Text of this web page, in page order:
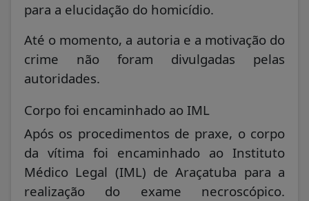
para a elucidação do homicídio.
Até o momento, a autoria e a motivação do
crime não foram divulgadas pelas
autoridades.
Corpo foi encaminhado ao IML
Após os procedimentos de praxe, o corpo
da vítima foi encaminhado ao Instituto
Médico Legal (IML) de Araçatuba para a
realização do exame necroscópico.